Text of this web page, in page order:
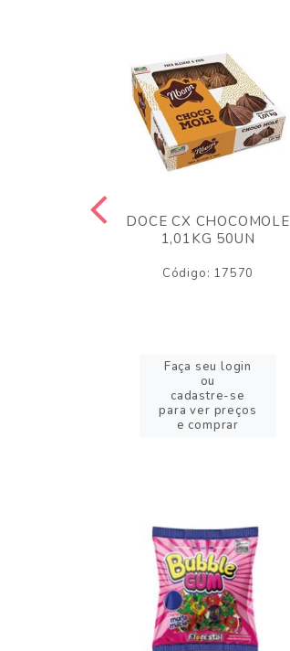
DOCE CX CHOCOMOLE
1,01KG 50UN
Código: 17570
Faça seu login
ou
cadastre-se
para ver preços
e comprar